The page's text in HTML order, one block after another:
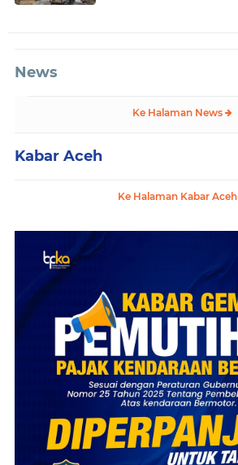
News
Ke Halaman News
Kabar Aceh
Ke Halaman Kabar Aceh